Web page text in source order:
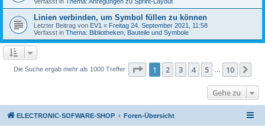
Linien verbinden, um Symbol füllen zu können
Letzter Beitrag von EV1 « Freitag 24. September 2021, 11:58
Verfasst in Thema: Bibliotheken, Bauteile und Symbole
Die Suche ergab mehr als 1000 Treffer Seite 1von 10
1 2 3 4 5 10
Gehe zu
ELECTRONIC-SOFWARE-SHOP Foren-Übersicht